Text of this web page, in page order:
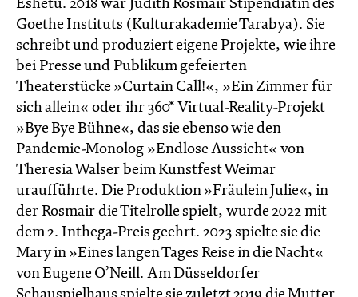
Eshetu. 2018 war Judith Rosmair Stipendiatin des
Goethe Instituts (Kulturakademie Tarabya). Sie
schreibt und produziert eigene Projekte, wie ihre
bei Presse und Publikum gefeierten
Theaterstücke »Curtain Call!«, »Ein Zimmer für
sich allein« oder ihr 360* Virtual-Reality-Projekt
»Bye Bye Bühne«, das sie ebenso wie den
Pandemie-Monolog »Endlose Aussicht« von
Theresia Walser beim Kunstfest Weimar
uraufführte. Die Produktion »Fräulein Julie«, in
der Rosmair die Titelrolle spielt, wurde 2022 mit
dem 2. Inthega-Preis geehrt. 2023 spielte sie die
Mary in »Eines langen Tages Reise in die Nacht«
von Eugene O’Neill. Am Düsseldorfer